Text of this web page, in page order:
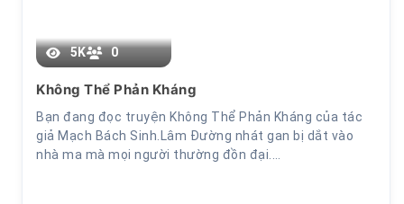
5K 0
Không Thể Phản Kháng
Bạn đang đọc truyện Không Thể Phản Kháng của tác
giả Mạch Bách Sinh.Lâm Đường nhát gan bị dắt vào
nhà ma mà mọi người thường đồn đại.…